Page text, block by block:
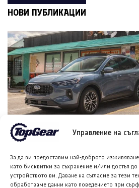
Управление на
За да ви предоставим най-доброто
като бисквитки за съхранение и/или достъп
устройството ви. Даване на съгласие за тези
обработваме данни като поведението при
НОВИ ПУБЛИКАЦИИ
Форд планира достъпен
Mustang